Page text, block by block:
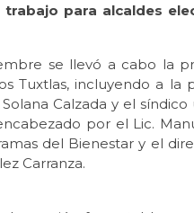
trabajo para alcaldes
se llevó a cabo la
Tuxtlas, incluyendo a la
Calzada y el
por el Lic.
del Bienestar y el
Carranza.